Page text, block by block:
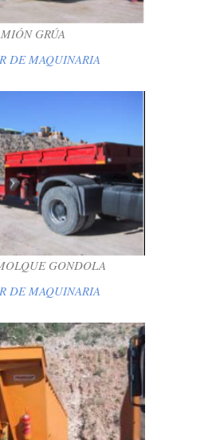
GRÚA
DE MAQUINARIA
GONDOLA
DE MAQUINARIA
GONDOLA
DE MAQUINARIA
BBF